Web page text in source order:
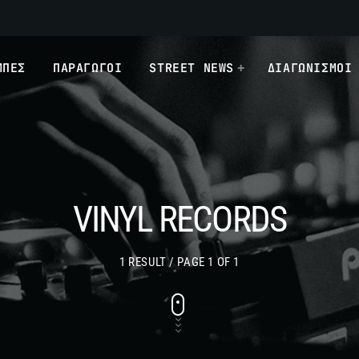
ΠΑΡΑΓΩΓΟΙ STREET NEWS ΔΙΑΓΩΝΙΣΜΟΙ
VINYL RECORDS
1 RESULT / PAGE 1 OF 1